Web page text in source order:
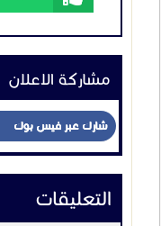
مشاركة الاعلان
شارك عبر فيس بوك
التعليقات